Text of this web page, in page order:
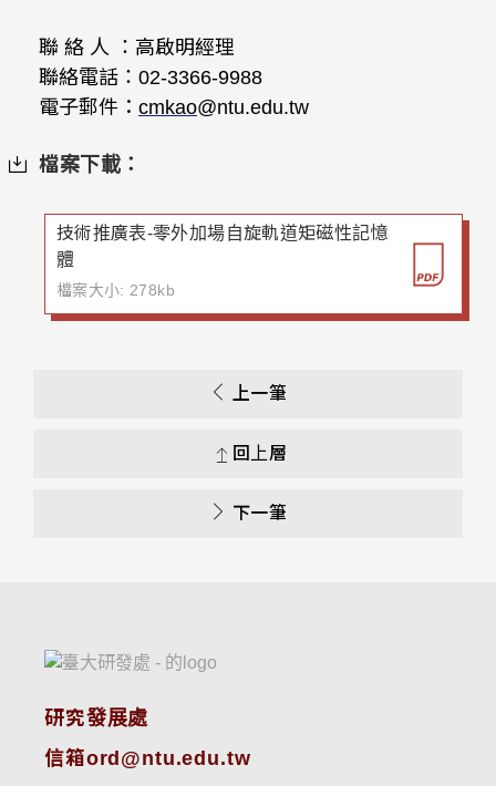
聯 絡 人 ：高啟明經理
聯絡電話：02-3366-9988
電子郵件： cmkao@ntu.edu.tw
檔案下載：
技術推廣表-零外加場自旋軌道矩磁性記憶
體
檔案大小: 278kb
上一筆
回上層
下一筆
研究發展處
信箱ord@ntu.edu.tw